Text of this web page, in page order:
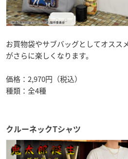
お買物袋やサブバッグとしてオスス
がさらに楽しくなります。
価格：2,970円（税込）
種類：全4種
クルーネックTシャツ